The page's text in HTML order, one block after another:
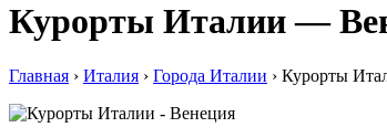
Курорты Италии —
Главная › Италия › Города Италии › Курорты